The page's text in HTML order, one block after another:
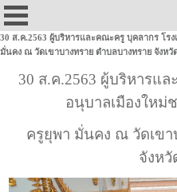
30 ส.ค.2563 ผู้บริหารและคณะครู บุคลากร โร
มั่นคง ณ วัดเขาบางทราย ตำบลบางทราย จังหวั
30 ส.ค.2563 ผู้บริหารแ
อนุบาลเมืองให
ครูยุพา มั่นคง ณ วัดเขา
จังห